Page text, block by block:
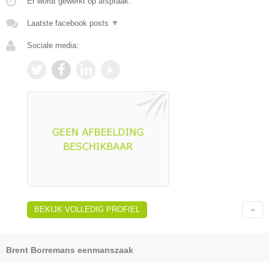
Laatste facebook posts ▼
Sociale media:
BEKIJK VOLLEDIG PROFIEL
Brent Borremans eenmanszaak